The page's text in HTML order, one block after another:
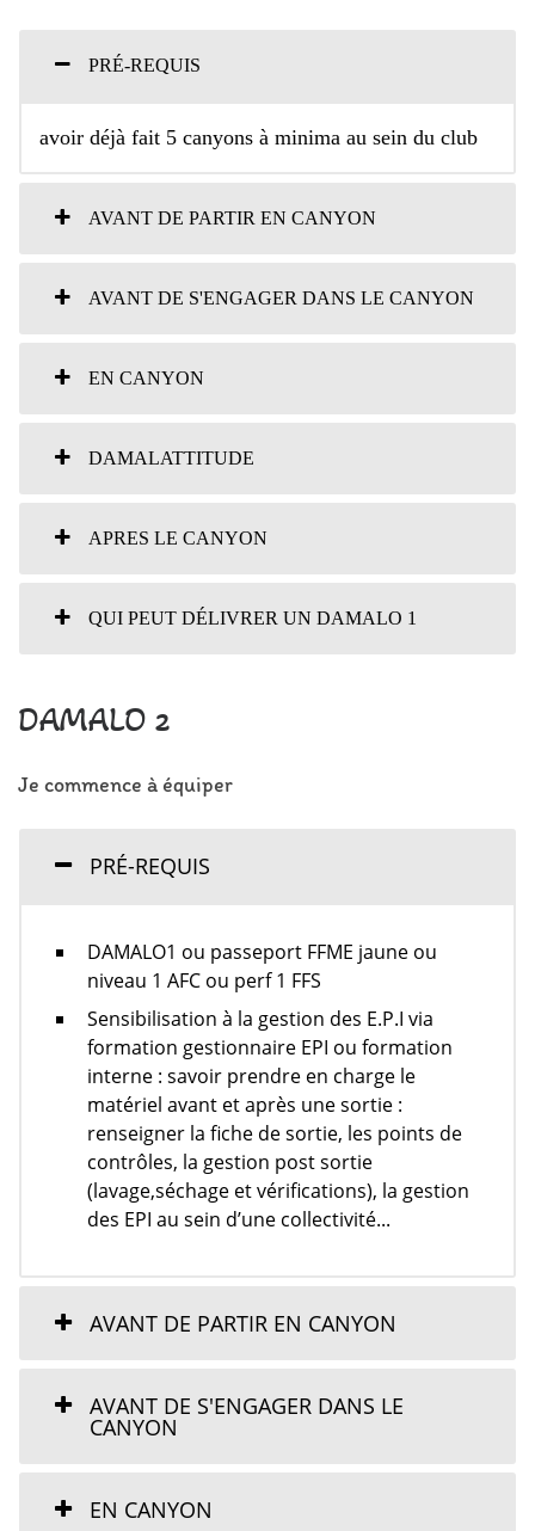
PRÉ-REQUIS
avoir déjà fait 5 canyons à minima au sein du club
AVANT DE PARTIR EN CANYON
AVANT DE S'ENGAGER DANS LE CANYON
EN CANYON
DAMALATTITUDE
APRES LE CANYON
QUI PEUT DÉLIVRER UN DAMALO 1
DAMALO 2
Je commence à équiper
PRÉ-REQUIS
DAMALO1 ou passeport FFME jaune ou
niveau 1 AFC ou perf 1 FFS
Sensibilisation à la gestion des E.P.I via
formation gestionnaire EPI ou formation
interne : savoir prendre en charge le
matériel avant et après une sortie :
renseigner la fiche de sortie, les points de
contrôles, la gestion post sortie
(lavage,séchage etvérifications), la gestion
des EPI au sein d’une collectivité...
AVANT DE PARTIR EN CANYON
AVANT DE S'ENGAGER DANS LE
CANYON
EN CANYON